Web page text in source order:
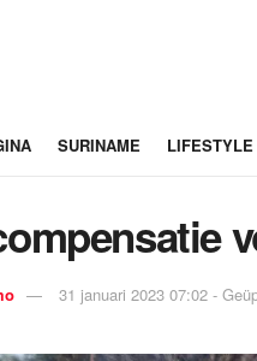
SURINAME LIFESTYLE
31 januari 2023 07:02 -